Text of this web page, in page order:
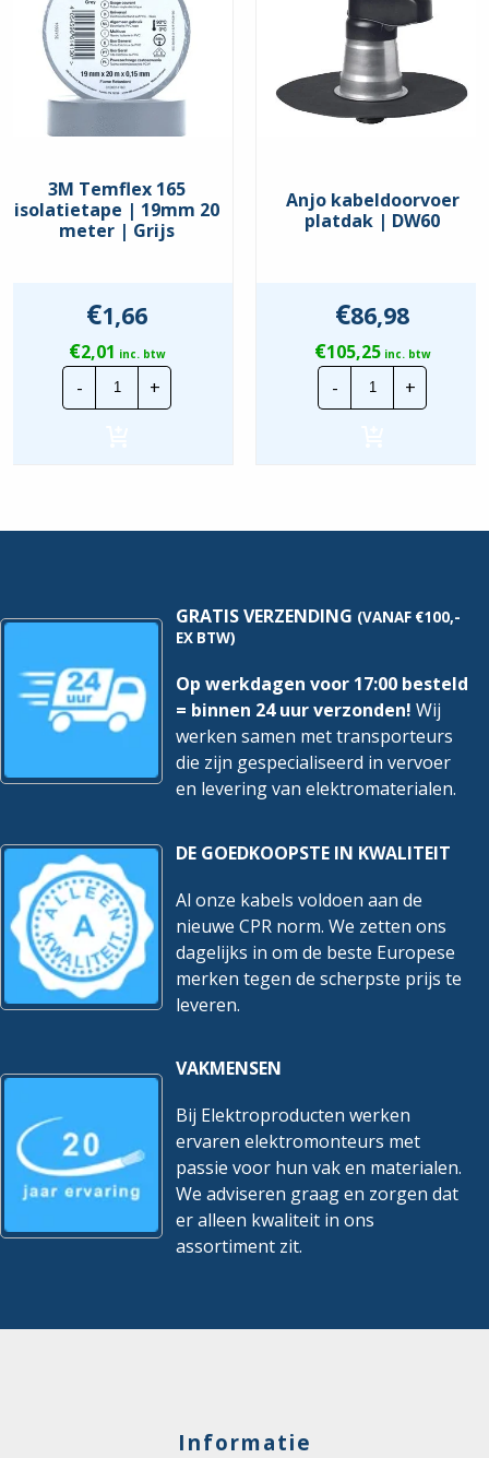
3M Temflex 165
isolatietape | 19mm 20
meter | Grijs
€1,66
€2,01 inc. btw
-
3M
Temflex
165
Grijs
+
Anjo kabeldoorvoer
platdak | DW60
€86,98
€105,25inc. btw
-
Anjo
platdak
+
GRATIS VERZENDING (VANAF €100,-
EX BTW)
Op werkdagen voor 17:00 besteld
= binnen 24 uur verzonden! Wij
werken samen met transporteurs
die zijn gespecialiseerd in vervoer
en levering van elektromaterialen.
DE GOEDKOOPSTE IN KWALITEIT
Al onze kabels voldoen aan de
nieuwe CPR norm. We zetten ons
dagelijks in om de beste Europese
merken tegen de scherpste prijs te
leveren.
VAKMENSEN
Bij Elektroproducten werken
ervaren elektromonteurs met
passie voor hun vak en materialen.
We adviseren graag en zorgen dat
er alleen kwaliteit in ons
assortiment zit.
Informatie